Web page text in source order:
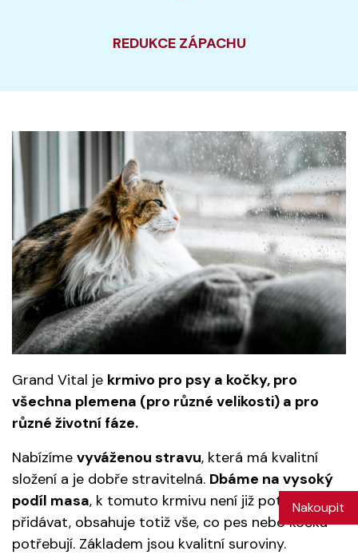
REDUKCE ZÁPACHU
Grand Vital je krmivo pro psy a kočky, pro
všechna plemena (pro různé velikosti) a pro
různé životní fáze.
Nabízíme vyváženou stravu, která má kvalitní
složení a je dobře stravitelná. Dbáme na vysoký
podíl masa, k tomuto krmivu není již potřeba nic
přidávat, obsahuje totiž vše, co pes nebo kočka
potřebují. Základem jsou kvalitní suroviny.
Nakoupit